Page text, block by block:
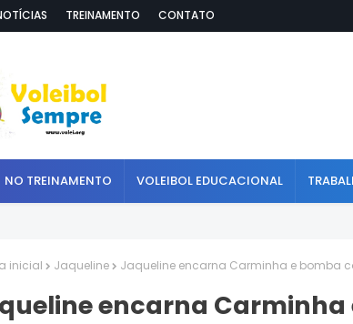
TREINAMENTO CONTATO
NO TREINAMENTO VOLEIBOL EDUCACIONAL
inicial Jaqueline Jaqueline encarna Carminha e bomba
encarna Carminha